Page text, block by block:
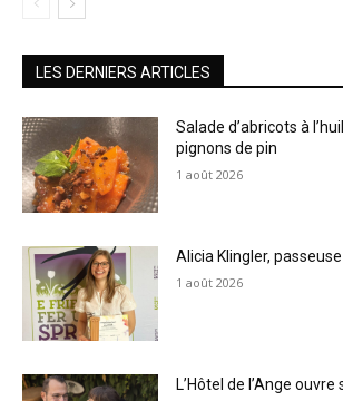
LES DERNIERS ARTICLES
Salade d’abricots à
pignons de pin
1 août 2026
Alicia Klingler,
1 août 2026
L’Hôtel de l’Ange ouvre